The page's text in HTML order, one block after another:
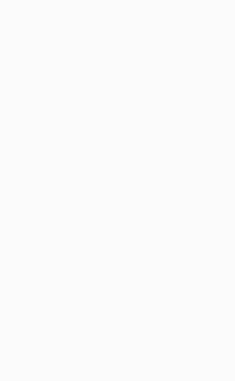
সংঘর্ষে নিহত ৮